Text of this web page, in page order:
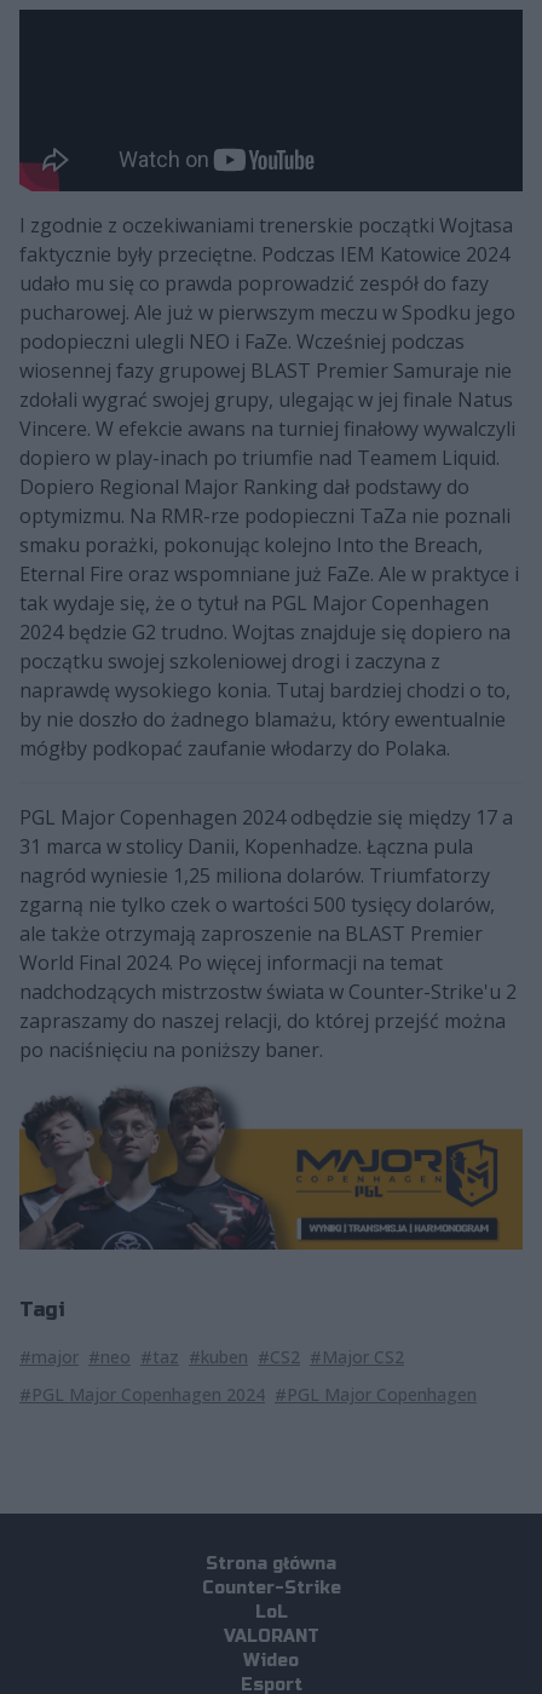
I zgodnie z oczekiwaniami trenerskie początki Wojtasa
faktycznie były przeciętne. Podczas IEM Katowice 2024
udało mu się co prawda poprowadzić zespół do fazy
pucharowej. Ale już w pierwszym meczu w Spodku jego
podopieczni ulegli NEO i FaZe. Wcześniej podczas
wiosennej fazy grupowej BLAST Premier Samuraje nie
zdołali wygrać swojej grupy, ulegając w jej finale Natus
Vincere. W efekcie awans na turniej finałowy wywalczyli
dopiero w play-inach po triumfie nad Teamem Liquid.
Dopiero Regional Major Ranking dał podstawy do
optymizmu. Na RMR-rze podopieczni TaZa nie poznali
smaku porażki, pokonując kolejno Into the Breach,
Eternal Fire oraz wspomniane już FaZe. Ale w praktyce i
tak wydaje się, że o tytuł na PGL Major Copenhagen
2024 będzie G2 trudno. Wojtas znajduje się dopiero na
początku swojej szkoleniowej drogi i zaczyna z
naprawdę wysokiego konia. Tutaj bardziej chodzi o to,
by nie doszło do żadnego blamażu, który ewentualnie
mógłby podkopać zaufanie włodarzy do Polaka.
PGL Major Copenhagen 2024 odbędzie się między 17 a
31 marca w stolicy Danii, Kopenhadze. Łączna pula
nagród wyniesie 1,25 miliona dolarów. Triumfatorzy
zgarną nie tylko czek o wartości 500 tysięcy dolarów,
ale także otrzymają zaproszenie na BLAST Premier
World Final 2024. Po więcej informacji na temat
nadchodzących mistrzostw świata w Counter-Strike'u 2
zapraszamy do naszej relacji, do której przejść można
po naciśnięciu na poniższy baner.
Tagi
#major #neo #taz #kuben #CS2 #Major CS2
#PGL Major Copenhagen 2024 #PGL Major Copenhagen
Strona główna
Counter-Strike
LoL
VALORANT
Wideo
Esport